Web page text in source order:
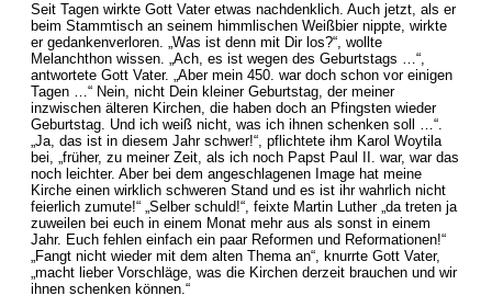
Seit Tagen wirkte Gott Vater etwas nachdenklich. Auch jetzt, als er
beim Stammtisch an seinem himmlischen Weißbier nippte, wirkte
er gedankenverloren. „Was ist denn mit Dir los?“, wollte
Melanchthon wissen. „Ach, es ist wegen des Geburtstags …“,
antwortete Gott Vater. „Aber mein 450. war doch schon vor einigen
Tagen …“ Nein, nicht Dein kleiner Geburtstag, der meiner
inzwischen älteren Kirchen, die haben doch an Pfingsten wieder
Geburtstag. Und ich weiß nicht, was ich ihnen schenken soll …“.
„Ja, das ist in diesem Jahr schwer!“, pflichtete ihm Karol Woytila
bei, „früher, zu meiner Zeit, als ich noch Papst Paul II. war, war das
noch leichter. Aber bei dem angeschlagenen Image hat meine
Kirche einen wirklich schweren Stand und es ist ihr wahrlich nicht
feierlich zumute!“ „Selber schuld!“, feixte Martin Luther „da treten ja
zuweilen bei euch in einem Monat mehr aus als sonst in einem
Jahr. Euch fehlen einfach ein paar Reformen und Reformationen!“
„Fangt nicht wieder mit dem alten Thema an“, knurrte Gott Vater,
„macht lieber Vorschläge, was die Kirchen derzeit brauchen und wir
ihnen schenken können.“